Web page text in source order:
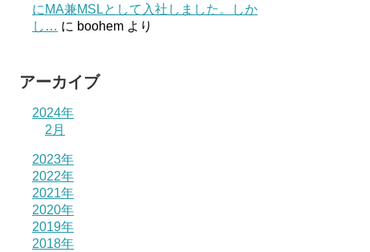
にMA兼MSLとして入社しました。しか
し… に boohem より
アーカイブ
2024年
2月
2023年
2022年
2021年
2020年
2019年
2018年